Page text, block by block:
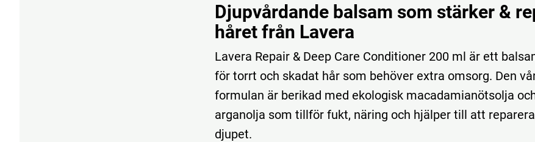
Djupvårdande balsam som stärker &
håret från Lavera
Lavera Repair & Deep Care Conditioner 200 ml är ett
för torrt och skadat hår som behöver extra omsorg. Den
formulan är berikad med ekologisk macadamianötsolja
arganolja som tillför fukt, näring och hjälper till att
djupet.